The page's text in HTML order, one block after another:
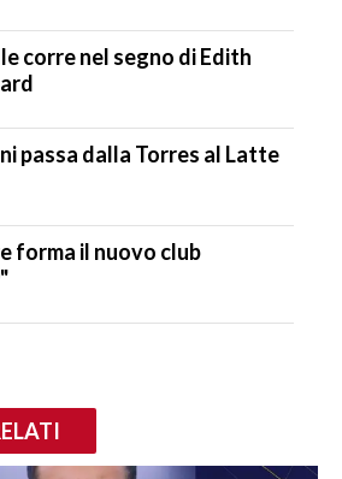
corre nel segno di Edith
passa dalla Torres al Latte
forma il nuovo club